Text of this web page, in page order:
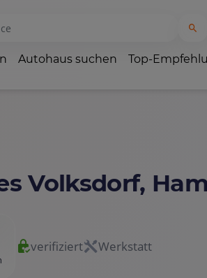
Autohaus suchen Top-
Volksdorf,
verifiziert Werkstatt